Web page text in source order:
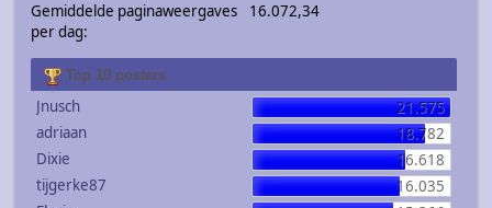
Gemiddelde paginaweergaves
per dag:
16.072,34
Top 10 posters
Jnusch
21.575
adriaan
18.782
Dixie
16.618
tijgerke87
16.035